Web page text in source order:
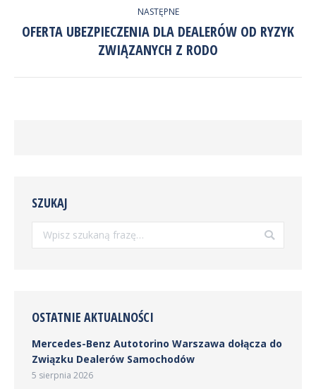
NASTĘPNE
Następny
wpis:
OFERTA UBEZPIECZENIA DLA DEALERÓW OD RYZYK
ZWIĄZANYCH Z RODO
SZUKAJ
Szukaj:
OSTATNIE AKTUALNOŚCI
Mercedes-Benz Autotorino Warszawa dołącza do
Związku Dealerów Samochodów
5 sierpnia 2026